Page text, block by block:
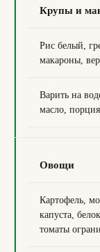
Крупы и
Рис белый,
макароны,
Варить на
масло,
Овощи
Картофель,
капуста,
томаты